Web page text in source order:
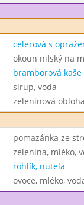
celerová s
okoun nilský na
bramborová kaše
sirup, voda
zeleninová
pomazánka ze
zelenina, mléko,
rohlík, nutela
ovoce, mléko,